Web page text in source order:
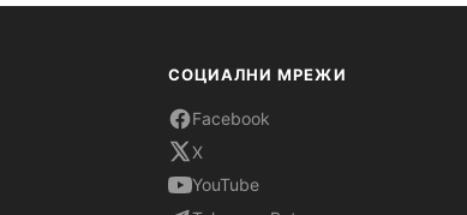
СОЦИАЛНИ МРЕЖИ
Facebook
X
YouTube